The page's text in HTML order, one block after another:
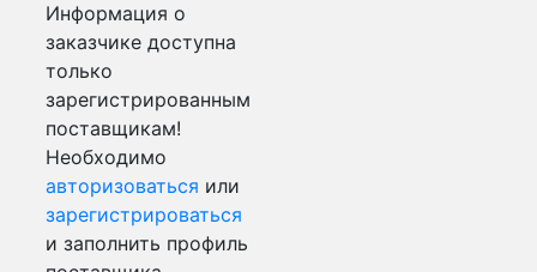
Информация о
заказчике доступна
только
зарегистрированным
поставщикам!
Необходимо
авторизоваться или
зарегистрироваться
и заполнить профиль